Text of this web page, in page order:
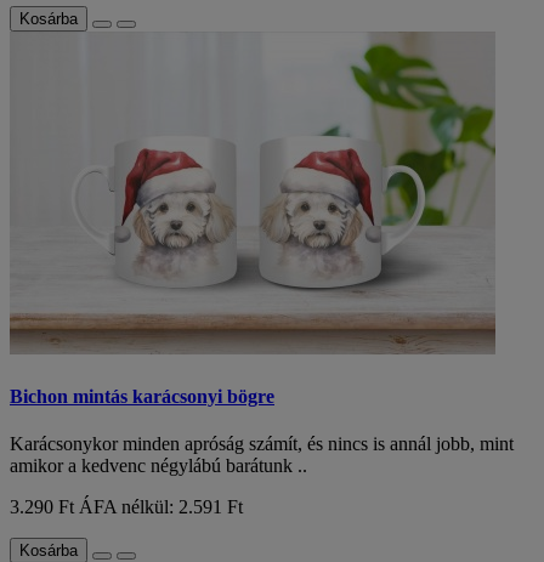
Kosárba
Bichon mintás karácsonyi bögre
Karácsonykor minden apróság számít, és nincs is annál jobb, mint
amikor a kedvenc négylábú barátunk ..
3.290 Ft ÁFA nélkül: 2.591 Ft
Kosárba